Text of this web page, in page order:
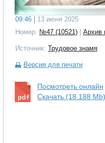
09:46 |
13 июня 2025
Номер: №47 (10521) Архив
Источник: Трудовое знамя
Версия для печати
Посмотреть онлайн
Скачать (18.188 Mb)